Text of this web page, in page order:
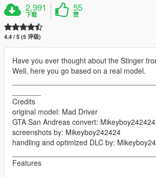
2,991
下载
55
赞
4.4 / 5 (5 评级)
Have you ever thought about the Stinger
Well, here you go based on a real model.
Credits
original model: Mad Driver
GTA San Andreas convert: Mikeyboy242424
screenshots by: Mikeyboy242424
handling and optimized DLC by:
Features